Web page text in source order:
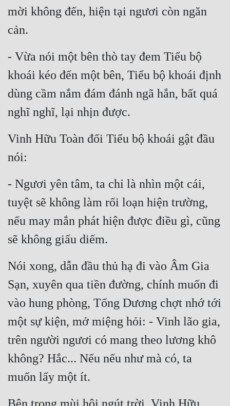
Tính Cách Nhân Vật :
Cơ Trí
Sát Phạt Quyết Đoán
Điềm Đạm
mời không đến, hiện tại ngươi còn ngăn
cản.
- Vừa nói một bên thò tay đem Tiểu bộ
khoái kéo đến một bên, Tiểu bộ khoái định
dùng cầm nắm đám đánh ngã hắn, bất quá
nghĩ nghĩ, lại nhịn được.
Vinh Hữu Toàn đối Tiểu bộ khoái gật đầu
nói:
- Ngươi yên tâm, ta chỉ là nhìn một cái,
tuyệt sẽ không làm rối loạn hiện trường,
nếu may mắn phát hiện được điều gì, cũng
sẽ không giấu diếm.
Nói xong, dẫn đầu thủ hạ đi vào Âm Gia
Sạn, xuyên qua tiền đường, chính muốn đi
vào hung phòng, Tống Dương chợt nhớ tới
một sự kiện, mở miệng hỏi: - Vinh lão gia,
trên người ngươi có mang theo lương khô
không? Hắc... Nếu nếu như mà có, ta
muốn lấy một ít.